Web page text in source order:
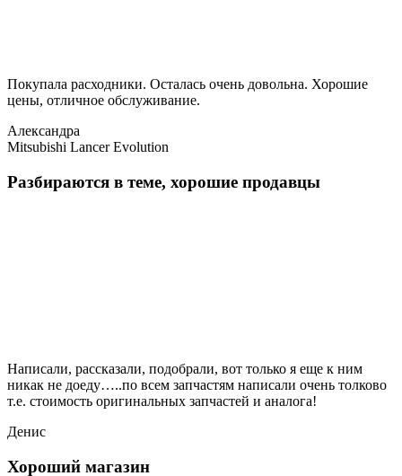
Покупала расходники. Осталась очень довольна. Хорошие
цены, отличное обслуживание.
Александра
Mitsubishi Lancer Evolution
Разбираются в теме, хорошие продавцы
Написали, рассказали, подобрали, вот только я еще к ним
никак не доеду…..по всем запчастям написали очень толково
т.е. стоимость оригинальных запчастей и аналога!
Денис
Хороший магазин